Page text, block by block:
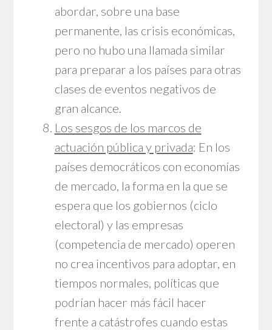
abordar, sobre una base
permanente, las crisis económicas,
pero no hubo una llamada similar
para preparar a los países para otras
clases de eventos negativos de
gran alcance.
Los sesgos de los marcos de
actuación pública y privada: En los
países democráticos con economías
de mercado, la forma en la que se
espera que los gobiernos (ciclo
electoral) y las empresas
(competencia de mercado) operen
no crea incentivos para adoptar, en
tiempos normales, políticas que
podrían hacer más fácil hacer
frente a catástrofes cuando estas